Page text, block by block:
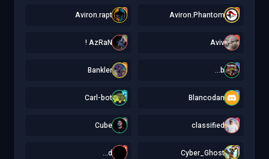
A
Aviron.Phantom
A
Aviron.rapt
A
Aviv
A
AzRaN !
b
b...
B
Bankler
B
Blancodan
C
Carl-bot
c
classified
C
Cube
C
Cyber_Ghost
d
d...